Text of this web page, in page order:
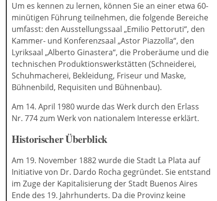
Um es kennen zu lernen, können Sie an einer etwa 60-
minütigen Führung teilnehmen, die folgende Bereiche
umfasst: den Ausstellungssaal „Emilio Pettoruti“, den
Kammer- und Konferenzsaal „Astor Piazzolla“, den
Lyriksaal „Alberto Ginastera“, die Proberäume und die
technischen Produktionswerkstätten (Schneiderei,
Schuhmacherei, Bekleidung, Friseur und Maske,
Bühnenbild, Requisiten und Bühnenbau).
Am 14. April 1980 wurde das Werk durch den Erlass
Nr. 774 zum Werk von nationalem Interesse erklärt.
Historischer Überblick
Am 19. November 1882 wurde die Stadt La Plata auf
Initiative von Dr. Dardo Rocha gegründet. Sie entstand
im Zuge der Kapitalisierung der Stadt Buenos Aires
Ende des 19. Jahrhunderts. Da die Provinz keine